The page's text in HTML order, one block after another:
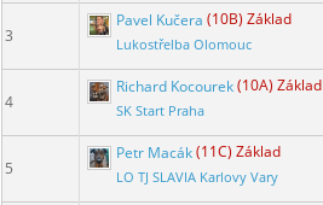
3
Pavel Kučera (10B) Základ
Lukostřelba Olomouc
4
Richard Kocourek(10A) Základ
SK Start Praha
5
Petr Macák(11C) Základ
LO TJ SLAVIA Karlovy Vary